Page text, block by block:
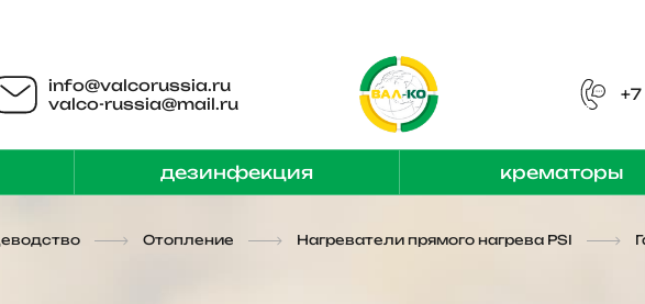
info@valcorussia.ru
valco-russia@mail.ru
дезинфекция крематоры
Отопление Нагреватели прямого нагрева PSI